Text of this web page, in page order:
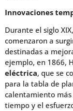
Innovaciones
Durante el siglo
comenzaron a
destinadas a
ejemplo, en 1866,
eléctrica, que se
para la tabla de
calentamiento
tiempo y el